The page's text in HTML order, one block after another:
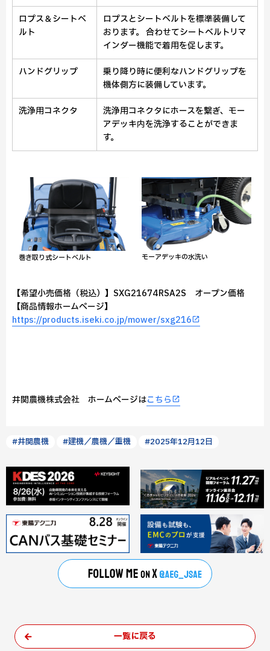
ロプス＆シートベ
ルト
ロプスとシートベルトを標準装備して
おります。 合わせてシートベルトリマ
インダー機能で着用を促します。
ハンドグリップ
乗り降り時に便利なハンドグリップを
機体側方に装備しています。
洗浄用コネクタ
洗浄用コネクタにホースを繋ぎ、モー
アデッキ内を洗浄することができま
す。
巻き取り式シートベルト モーアデッキの水洗い
【希望小売価格（税込）】SXG21674RSA2S オープン価格
【商品情報ホームページ】
https://products.iseki.co.jp/mower/sxg216
井関農機株式会社 ホームページはこちら
#井関農機 #建機／農機／重機 #2025年12月12日
一覧に戻る